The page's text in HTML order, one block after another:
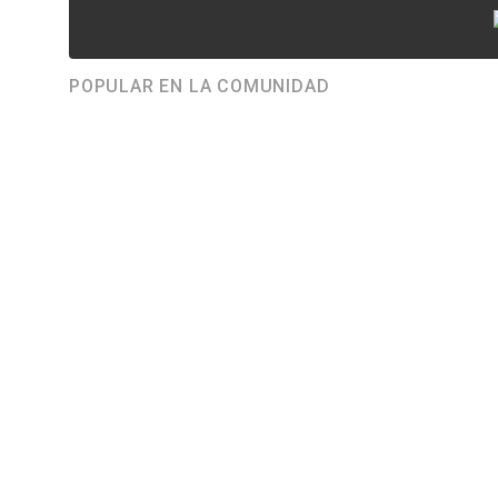
POPULAR EN LA COMUNIDAD